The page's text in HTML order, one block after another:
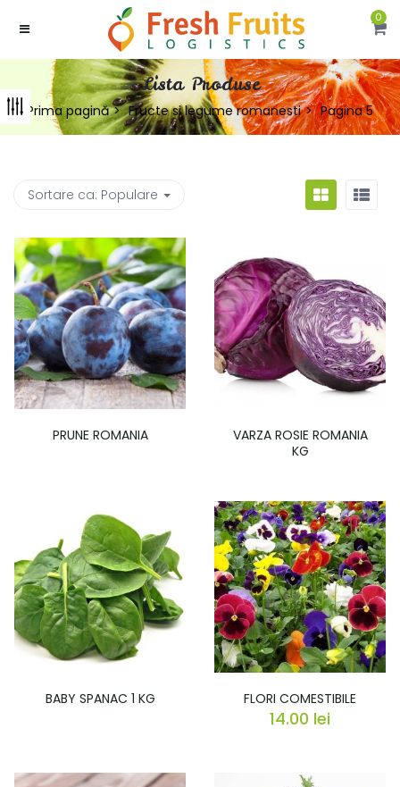
0
Lista Produse
Prima pagină Fructe si legume romanesti Pagina 5
Sortare ca: Populare
PRUNE ROMANIA
VARZA ROSIE ROMANIA
KG
BABY SPANAC 1 KG FLORI COMESTIBILE
14.00 lei